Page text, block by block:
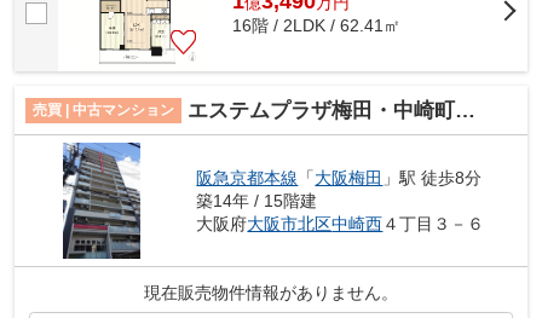
16階 / 2LDK / 62.41㎡
売買 | 中古マンション エステムプラザ梅田・中崎町Ⅲツインマークス サウスレジデンス
阪急京都本線 「大阪梅田 」駅 徒歩8分
築14年 / 15階建
大阪府大阪市北区中崎西４丁目３－６
現在販売物件情報がありません。